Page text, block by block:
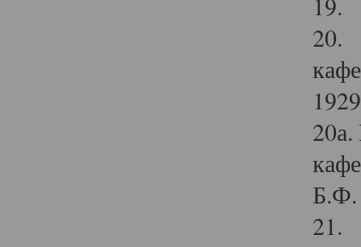
20.
Б.Ф.
21.